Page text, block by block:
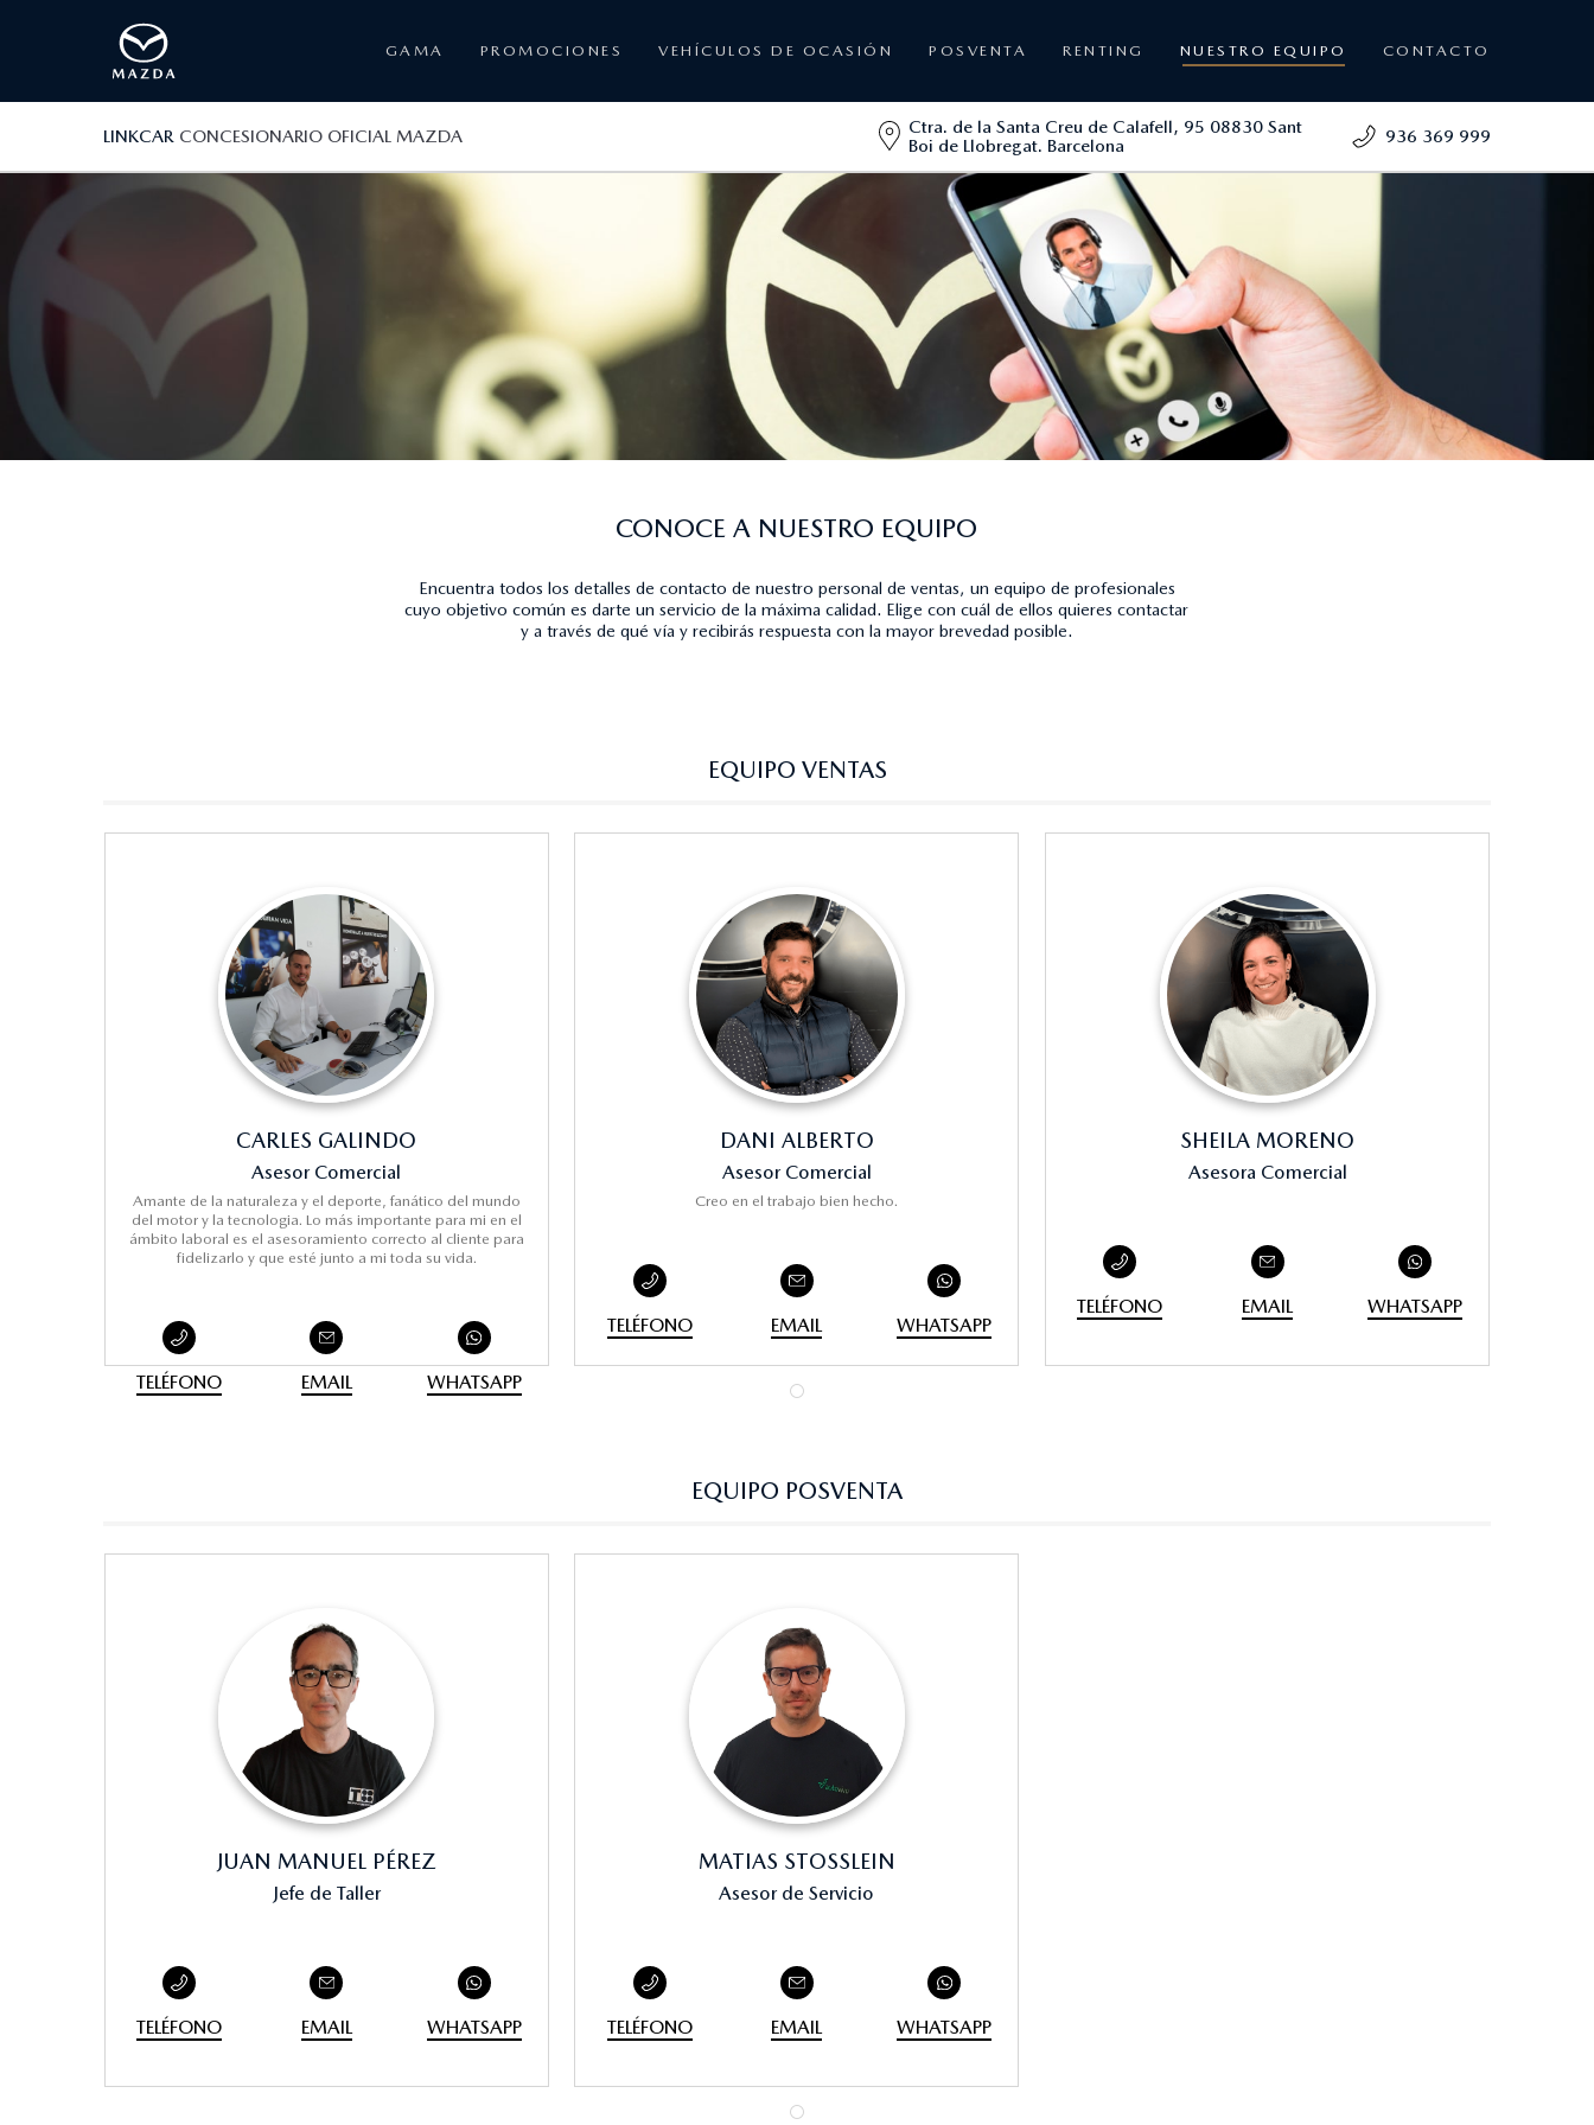
GAMA PROMOCIONES VEHÍCULOS DE OCASIÓN POSVENTA RENTING NUESTRO EQUIPO CONTACTO
LINKCAR CONCESIONARIO OFICIAL MAZDA
Ctra. de la Santa Creu de Calafell, 95 08830 Sant
Boi de Llobregat. Barcelona
936 369 999
CONOCE A NUESTRO EQUIPO
Encuentra todos los detalles de contacto de nuestro personal de ventas, un equipo de profesionales
cuyo objetivo común es darte un servicio de la máxima calidad. Elige con cuál de ellos quieres contactar
y a través de qué vía y recibirás respuesta con la mayor brevedad posible.
EQUIPO VENTAS
CARLES GALINDO
Asesor Comercial
Amante de la naturaleza y el deporte, fanático del mundo
del motor y la tecnologia. Lo más importante para mi en el
ámbito laboral es el asesoramiento correcto al cliente para
fidelizarlo y que esté junto a mi toda su vida.
TELÉFONO EMAIL WHATSAPP
DANI ALBERTO
Asesor Comercial
Creo en el trabajo bien hecho.
TELÉFONO EMAIL WHATSAPP
SHEILA MORENO
Asesora Comercial
TELÉFONO EMAIL WHATSAPP
EQUIPO POSVENTA
JUAN MANUEL PÉREZ
Jefe de Taller
TELÉFONO EMAIL WHATSAPP
MATIAS STOSSLEIN
Asesor de Servicio
TELÉFONO EMAIL WHATSAPP